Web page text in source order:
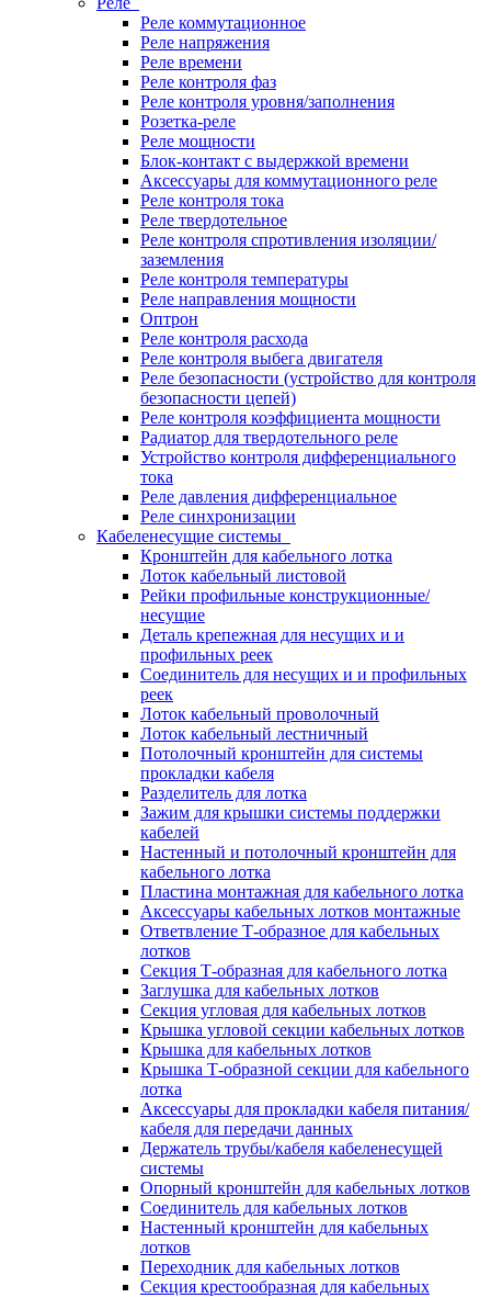
Реле коммутационное
Реле напряжения
Реле времени
Реле контроля фаз
Реле контроля уровня/заполнения
Розетка-реле
Реле мощности
Блок-контакт с выдержкой времени
Аксессуары для коммутационного реле
Реле контроля тока
Реле твердотельное
Реле контроля спротивления изоляции/
заземления
Реле контроля температуры
Реле направления мощности
Оптрон
Реле контроля расхода
Реле контроля выбега двигателя
Реле безопасности (устройство для контроля
безопасности цепей)
Реле контроля коэффициента мощности
Радиатор для твердотельного реле
Устройство контроля дифференциального
тока
Реле давления дифференциальное
Реле синхронизации
Кабеленесущие системы
Кронштейн для кабельного лотка
Лоток кабельный листовой
Рейки профильные конструкционные/
несущие
Деталь крепежная для несущих и и
профильных реек
Соединитель для несущих и и профильных
реек
Лоток кабельный проволочный
Лоток кабельный лестничный
Потолочный кронштейн для системы
прокладки кабеля
Разделитель для лотка
Зажим для крышки системы поддержки
кабелей
Настенный и потолочный кронштейн для
кабельного лотка
Пластина монтажная для кабельного лотка
Аксессуары кабельных лотков монтажные
Ответвление Т-образное для кабельных
лотков
Секция Т-образная для кабельного лотка
Заглушка для кабельных лотков
Секция угловая для кабельных лотков
Крышка угловой секции кабельных лотков
Крышка для кабельных лотков
Крышка Т-образной секции для кабельного
лотка
Аксессуары для прокладки кабеля питания/
кабеля для передачи данных
Держатель трубы/кабеля кабеленесущей
системы
Опорный кронштейн для кабельных лотков
Соединитель для кабельных лотков
Настенный кронштейн для кабельных
лотков
Переходник для кабельных лотков
Секция крестообразная для кабельных